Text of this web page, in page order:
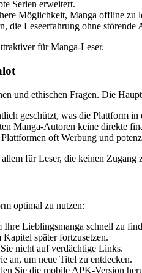
Serien erweitert.
Möglichkeit, Manga offline zu
die Leseerfahrung ohne störende
für Manga-Leser.
und ethischen Fragen. Die
geschützt, was die Plattform
Manga-Autoren keine direkte
oft Werbung und
für Leser, die keinen Zugang
optimal zu nutzen:
Ihre Lieblingsmanga schnell zu
später fortzusetzen.
nicht auf verdächtige Links.
an, um neue Titel zu entdecken.
Sie die mobile APK-Version